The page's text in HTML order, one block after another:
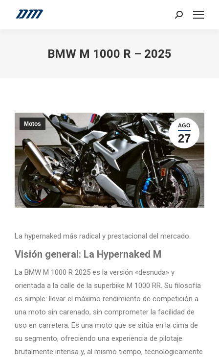
Search:
BMW M 1000 R – 2025
AGO
27
Motos
La hypernaked más radical y prestacional del mercado.
Visión general: La Hypernaked M
La BMW M 1000 R 2025 es la versión «desnuda» y
orientada a la calle de la superbike M 1000 RR. Su filosofía
es simple: llevar el máximo rendimiento de competición a
una moto sin carenado, sin comprometer la facilidad de
uso en carretera. Es una moto que se sitúa en la cima de
su segmento, ofreciendo una experiencia de pilotaje
brutalmente intensa y, al mismo tiempo, tecnológicamente